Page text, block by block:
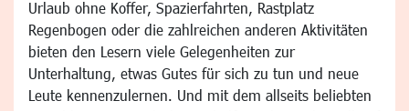
Urlaub ohne Koffer, Spazierfahrten, Rastplatz
Regenbogen oder die zahlreichen anderen Aktivitäten
bieten den Lesern viele Gelegenheiten zur
Unterhaltung, etwas Gutes für sich zu tun und neue
Leute kennenzulernen. Und mit dem allseits beliebten